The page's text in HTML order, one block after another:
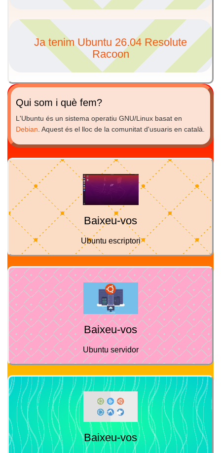
Ja tenim Ubuntu 26.04 Resolute
Racoon
Qui som i què fem?
L'Ubuntu és un sistema operatiu GNU/Linux basat en
Debian. Aquest és el lloc de la comunitat d'usuaris en català.
Baixeu-vos
Ubuntu escriptori
Baixeu-vos
Ubuntu servidor
Baixeu-vos